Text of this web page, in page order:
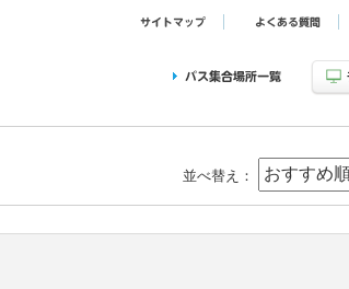
並べ替え：